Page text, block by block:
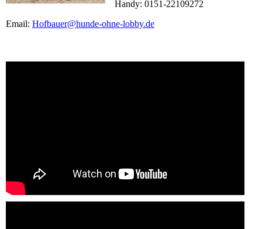
Handy: 0151-22109272
Email: Hofbauer@hunde-ohne-lobby.de